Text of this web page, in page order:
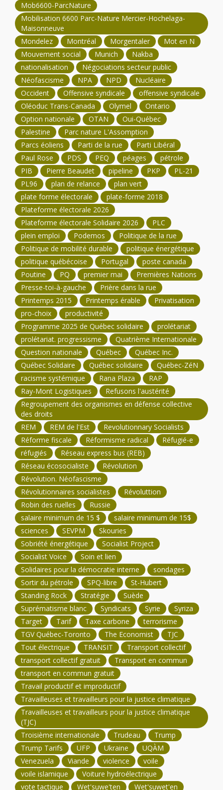
Mob6600-ParcNature
Mobilisation 6600 Parc-Nature Mercier-Hochelaga-
Maisonneuve
Mondelez
Montréal Morgentaler
Mot en N
Mouvement social
Munich
Nakba
nationalisation
Négociations secteur public
Néofascisme
NPA NPD
Nucléaire
Occident
Offensive syndicale
offensive syndicale
Oléoduc Trans-Canada
Olymel
Ontario
Option nationale
OTAN
Oui-Québec
Palestine
Parc nature L'Assomption
Parcs éoliens
Parti de la rue
Parti Libéral
Paul Rose
PDS PEQ péages
pétrole
PIB
Pierre Beaudet pipeline PKP
PL-21
PL96
plan de relance
plan vert
plate forme électorale
plate-forme 2018
Plateforme électorale 2026
Plateforme électorale Solidaire 2026
PLC
plein emploi
Podemos
Politique de la rue
Politique de mobilité durable
politique énergétique
politique québécoise
Portugal
poste canada
Poutine
PQ premier mai
Premières Nations
Presse-toi-à-gauche
Prière dans la rue
Printemps 2015
Printemps érable
Privatisation
pro-choix
productivité
Programme 2025 de Québec solidaire
prolétariat
prolétariat. progressisme
Quatrième Internationale
Question nationale
Québec
Québec Inc.
Québec Solidaire
Québec solidaire
Québec-ZéN
racisme systémique
Rana Plaza
RAP
Ray-Mont Logistiques
Refusons l'austérité
Regroupement des organismes en défense collective
des droits
REM
REM de l'Est
Revolutionnary Socialists
Réforme fiscale
Réformisme radical
Réfugié-e
réfugiés
Réseau express bus (REB)
Réseau écosocialiste
Révolution
Révolution. Néofascisme
Révolutionnaires socialistes
Révoluttion
Robin des ruelles
Russie
salaire minimum de 15 $
salaire minimum de 15$
sciences
SEVPM
Skouries
Sobriété énergétique
Socialist Project
Socialist Voice
Soin et lien
Solidaires pour la démocratie interne
sondages
Sortir du pétrole
SPQ-libre
St-Hubert
Standing Rock
Stratégie
Suède
Suprématisme blanc
Syndicats Syrie
Syriza
Target
Tarif Taxe carbone
terrorisme
TGV Québec-Toronto
The Economist
TJC
Tout électrique
TRANSIT
Transport collectif
transport collectif gratuit
Transport en commun
transport en commun gratuit
Travail productif et improductif
Travailleuses et travailleurs pour la justice climatique
Travailleuses et travailleurs pour la justice climatique
(TJC)
Troisième internationale
Trudeau
Trump
Trump Tarifs
UFP Ukraine
UQÀM
Venezuela
Viande violence
voile
voile islamique
Voiture hydroélectrique
vote tactique
Wet'suwe'ten Wet'suwet'en